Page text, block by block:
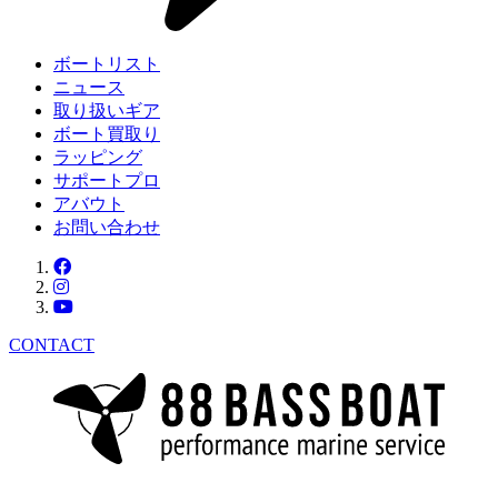
ボートリスト
ニュース
取り扱いギア
ボート買取り
ラッピング
サポートプロ
アバウト
お問い合わせ
CONTACT